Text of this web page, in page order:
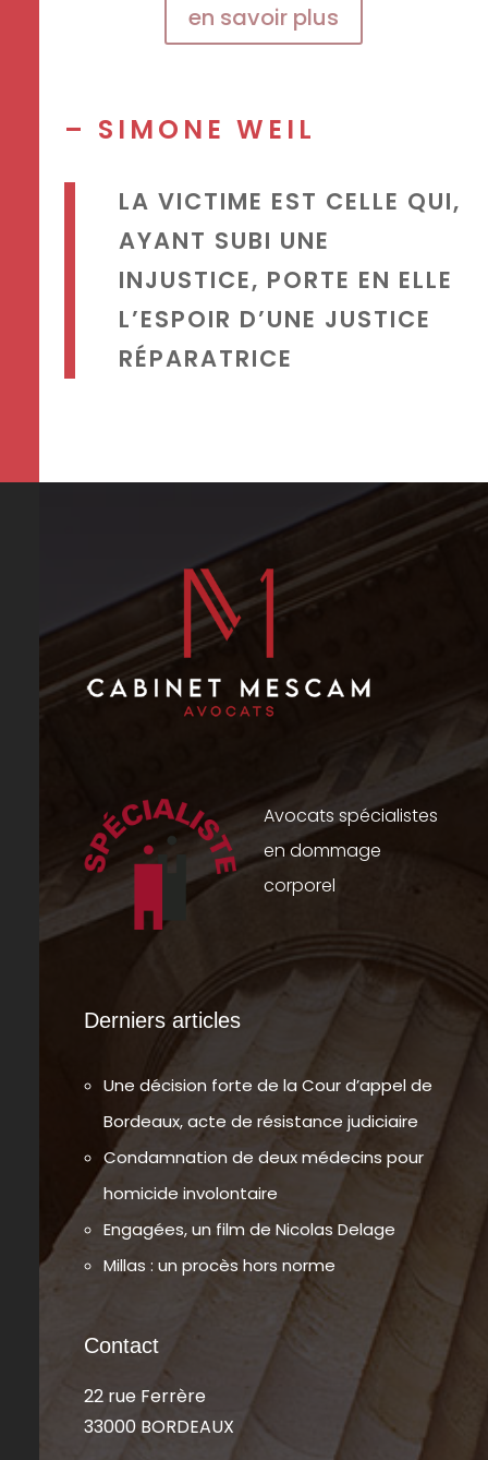
en savoir plus
– SIMONE WEIL
LA VICTIME EST CELLE QUI,
AYANT SUBI UNE
INJUSTICE, PORTE EN ELLE
L’ESPOIR D’UNE JUSTICE
RÉPARATRICE
Avocats spécialistes
en dommage
corporel
Derniers articles
Une décision forte de la Cour d’appel de
Bordeaux, acte de résistance judiciaire
Condamnation de deux médecins pour
homicide involontaire
Engagées, un film de Nicolas Delage
Millas : un procès hors norme
Contact
22 rue Ferrère
33000 BORDEAUX